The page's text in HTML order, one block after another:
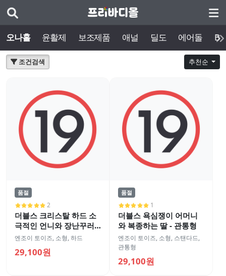
오나홀 윤활제 보조제품 애널 딜도 에어돌
조건검색 추천순
품절
2
더블스 크리스탈 하드 소
극적인 언니와 장난꾸러
기 여동생 - 비관통형
엔조이 토이즈, 소형,하드
29,100원
품절
1
더블스 욕심쟁이 어머니
와 복종하는 딸 - 관통형
엔조이 토이즈, 소형, 스탠다드,
관통형
29,100원